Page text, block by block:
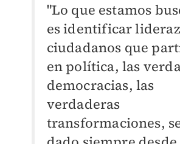
"Lo que estamos
es identificar
ciudadanos que
en política, las
democracias, las
verdaderas
transformaciones,